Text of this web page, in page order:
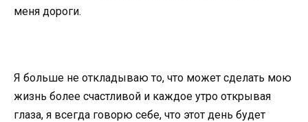
меня дороги.
Я больше не откладываю то, что может сделать мою
жизнь более счастливой и каждое утро открывая
глаза, я всегда говорю себе, что этот день будет